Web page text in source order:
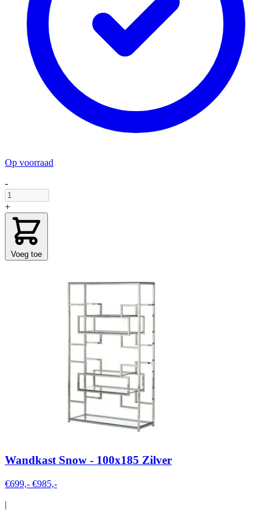
Op voorraad
-
+
Voeg toe
Wandkast Snow - 100x185 Zilver
€699,- €985,-
|